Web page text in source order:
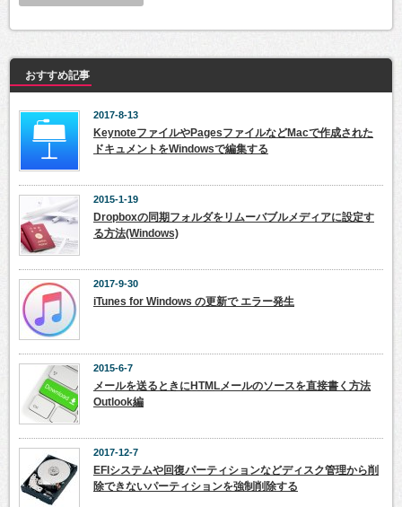
おすすめ記事
2017-8-13
KeynoteファイルやPagesファイルなどMacで作成された
ドキュメントをWindowsで編集する
2015-1-19
Dropboxの同期フォルダをリムーバブルメディアに設定す
る方法(Windows)
2017-9-30
iTunes for Windows の更新で エラー発生
2015-6-7
メールを送るときにHTMLメールのソースを直接書く方法
Outlook編
2017-12-7
EFIシステムや回復パーティションなどディスク管理から削
除できないパーティションを強制削除する